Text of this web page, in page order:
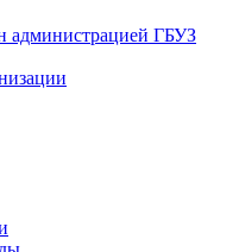
администрацией ГБУЗ